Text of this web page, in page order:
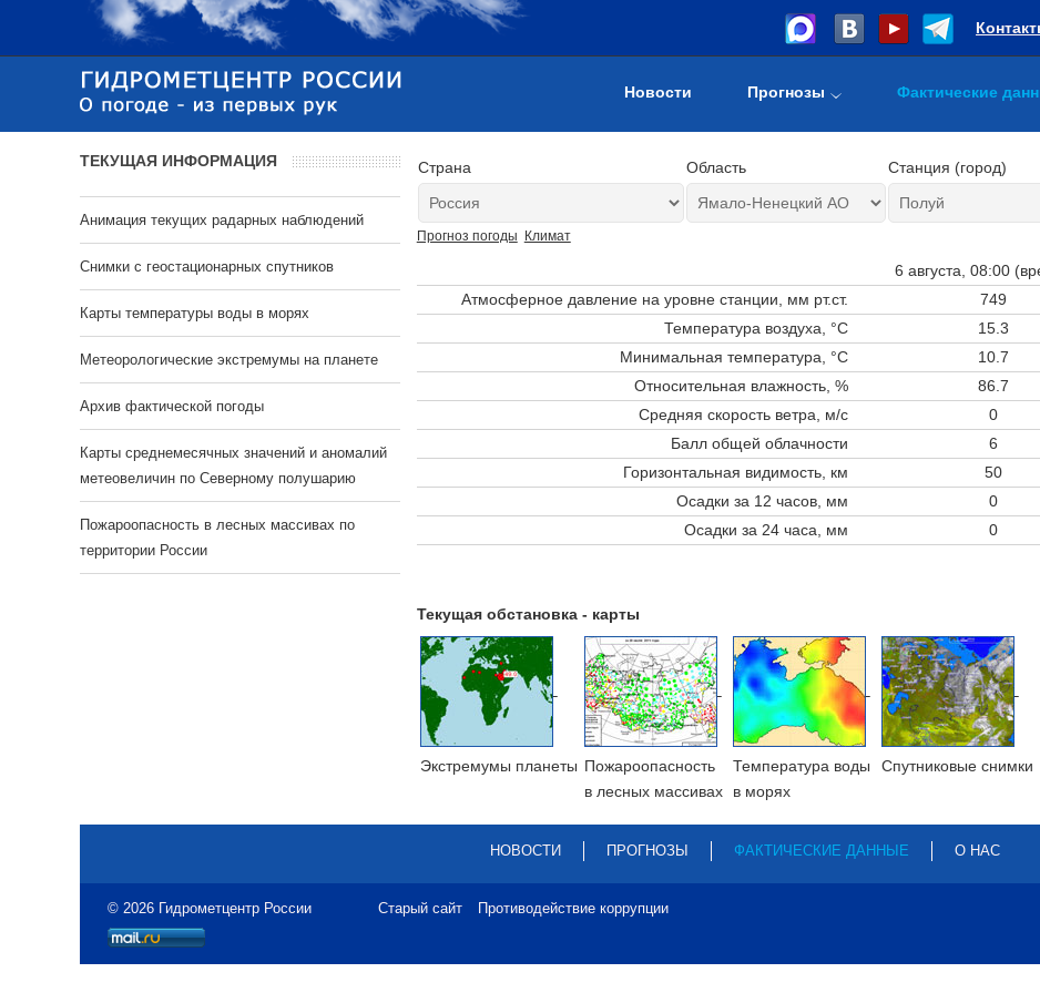
Новости Прогнозы Фактические
Страна Область Станция (город)
Прогноз погоды Климат
6 августа, 08:00
Атмосферное давление на уровне станции, мм рт.ст.
749
Температура воздуха, °C
15.3
Минимальная температура, °C
10.7
Относительная влажность, %
86.7
Средняя скорость ветра, м/с
0
Балл общей облачности
6
Горизонтальная видимость, км
50
Осадки за 12 часов, мм
0
Осадки за 24 часа, мм
0
Текущая обстановка - карты
Экстремумы планеты Пожароопасность
в лесных массивах
Температура воды
в морях
Cпутниковые снимки
ТЕКУЩАЯ ИНФОРМАЦИЯ
Анимация текущих радарных наблюдений
Cнимки с геостационарных спутников
Карты температуры воды в морях
Метеорологические экстремумы на планете
Архив фактической погоды
Карты среднемесячных значений и аномалий
метеовеличин по Северному полушарию
Пожароопасность в лесных массивах по
территории России
НОВОСТИ ПРОГНОЗЫ ФАКТИЧЕСКИЕ ДАННЫЕ О НАС
© 2026 Гидрометцентр России Старый сайт Противодействие коррупции